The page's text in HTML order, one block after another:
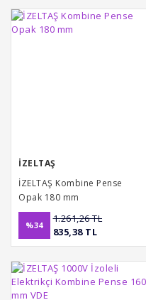
İZELTAŞ
İZELTAŞ Kombine Pense
Opak 180 mm
%34
1.261,26 TL
835,38 TL